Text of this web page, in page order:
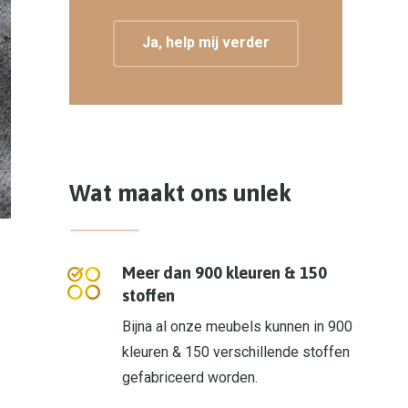
Ja, help mij verder
Wat maakt ons uniek
Meer dan 900 kleuren & 150
stoffen
Bijna al onze meubels kunnen in 900
kleuren & 150 verschillende stoffen
gefabriceerd worden.